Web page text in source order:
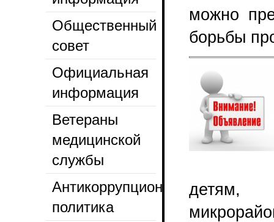
Общественный
совет
Официальная
информация
Ветераны
медицинской
службы
Антикоррупционная
политика
можно
борьбы
детям,